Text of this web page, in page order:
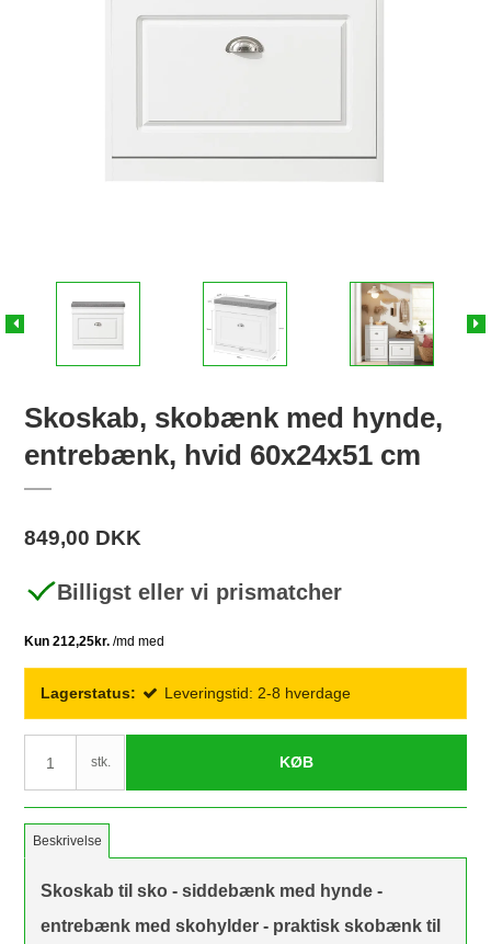
Skoskab, skobænk med hynde,
entrebænk, hvid 60x24x51 cm
849,00 DKK
Billigst eller vi prismatcher
Lagerstatus: Leveringstid: 2-8 hverdage
stk. KØB
Beskrivelse
Skoskab til sko - siddebænk med hynde -
entrebænk med skohylder - praktisk skobænk til